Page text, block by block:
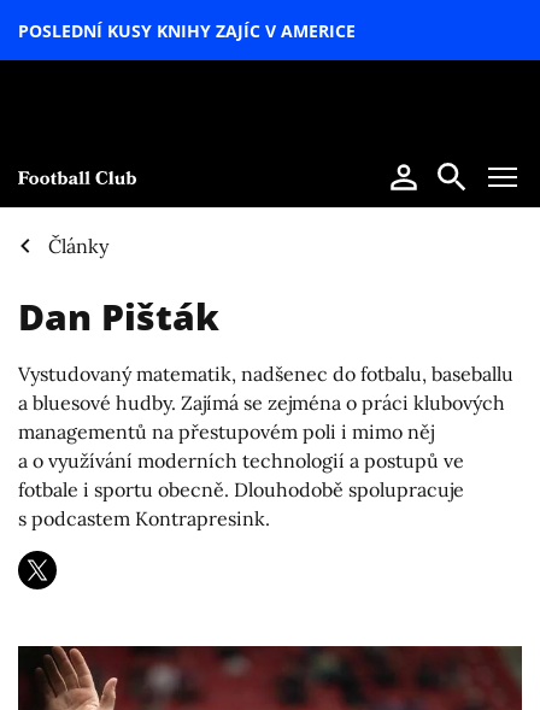
POSLEDNÍ KUSY KNIHY ZAJÍC V AMERICE
Články
Dan Pišták
Vystudovaný matematik, nadšenec do fotbalu, baseballu
a bluesové hudby. Zajímá se zejména o práci klubových
managementů na přestupovém poli i mimo něj
a o využívání moderních technologií a postupů ve
fotbale i sportu obecně. Dlouhodobě spolupracuje
s podcastem Kontrapresink.